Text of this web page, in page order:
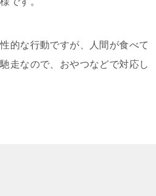
的な行動ですが、人間が食べて
走なので、おやつなどで対応し